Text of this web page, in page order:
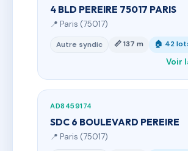
4 BLD PEREIRE 75017 PARIS
📍 Paris (75017)
Autre syndic 📏 137 m 🏠 42
Voir
AD8459174
SDC 6 BOULEVARD PEREIRE
📍 Paris (75017)